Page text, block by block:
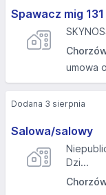
Spawacz mig
umowa
Salowa/salowy
Dzi...
Dodana 3 sierpnia